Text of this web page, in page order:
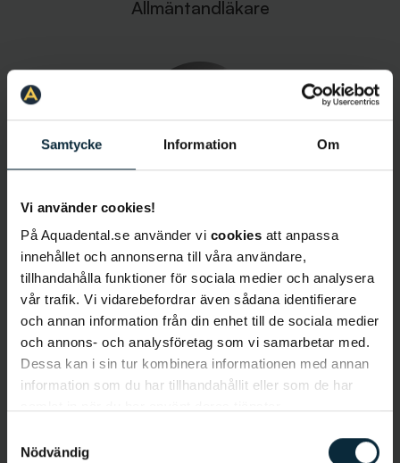
Samtycke Information Om
Vi använder cookies!
På Aquadental.se använder vi cookies att anpassa
innehållet och annonserna till våra användare,
tillhandahålla funktioner för sociala medier och analysera
vår trafik. Vi vidarebefordrar även sådana identifierare
och annan information från din enhet till de sociala medier
och annons- och analysföretag som vi samarbetar med.
Dessa kan i sin tur kombinera informationen med annan
information som du har tillhandahållit eller som de har
Nödvändig
Allmäntandläkare
Tandhygienist